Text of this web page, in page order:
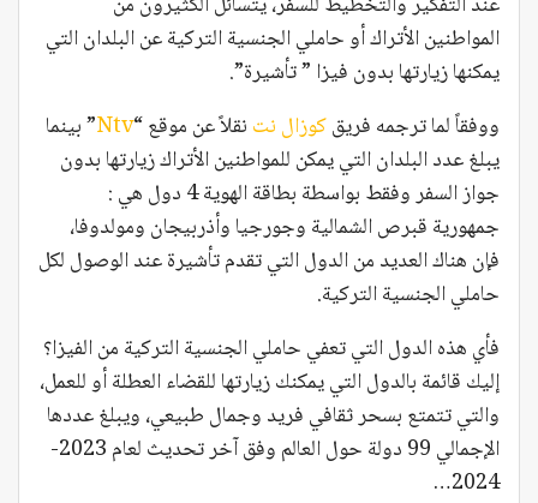
المواطنين الأتراك أو حاملي الجنسية التركية عن البلدان التي
يمكنها زيارتها بدون فيزا ” تأشيرة”.
ووفقاً لما ترجمه فريقكوزال نت نقلاً عن موقع “Ntv” بينما
يبلغ عدد البلدان التي يمكن للمواطنين الأتراك زيارتها بدون
جواز السفر وفقط بواسطة بطاقة الهوية 4 دول هي :
جمهورية قبرص الشمالية وجورجيا وأذربيجان ومولدوفا،
فإن هناك العديد من الدول التي تقدم تأشيرة عند الوصول لكل
حاملي الجنسية التركية.
فأي هذه الدول التي تعفي حاملي الجنسية التركية من الفيزا؟
إليك قائمة بالدول التي يمكنك زيارتها للقضاء العطلة أو للعمل،
والتي تتمتع بسحر ثقافي فريد وجمال طبيعي، ويبلغ عددها
الإجمالي 99 دولة حول العالم وفق آخر تحديث لعام 2023-
2024…